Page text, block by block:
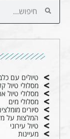
טיולים עם
מסלולי טיול
מסלולי טיול
מסלולי מים
סיורים
המלצות על
טיול עירוני
מעיינות